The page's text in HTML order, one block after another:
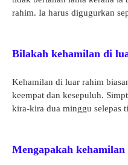
rahim. Ia harus digugurkan
Bilakah kehamilan di
Kehamilan di luar rahim
keempat dan kesepuluh.
kira-kira dua minggu selepas
Mengapakah